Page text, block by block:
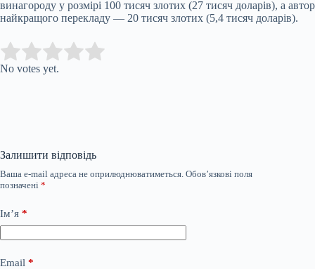
винагороду у розмірі 100 тисяч злотих (27 тисяч доларів), а автор
найкращого перекладу — 20 тисяч злотих (5,4 тисяч доларів).
Rate this item:
No votes yet.
Залишити відповідь
Ваша e-mail адреса не оприлюднюватиметься. Обов’язкові поля
позначені *
Ім’я *
Email *